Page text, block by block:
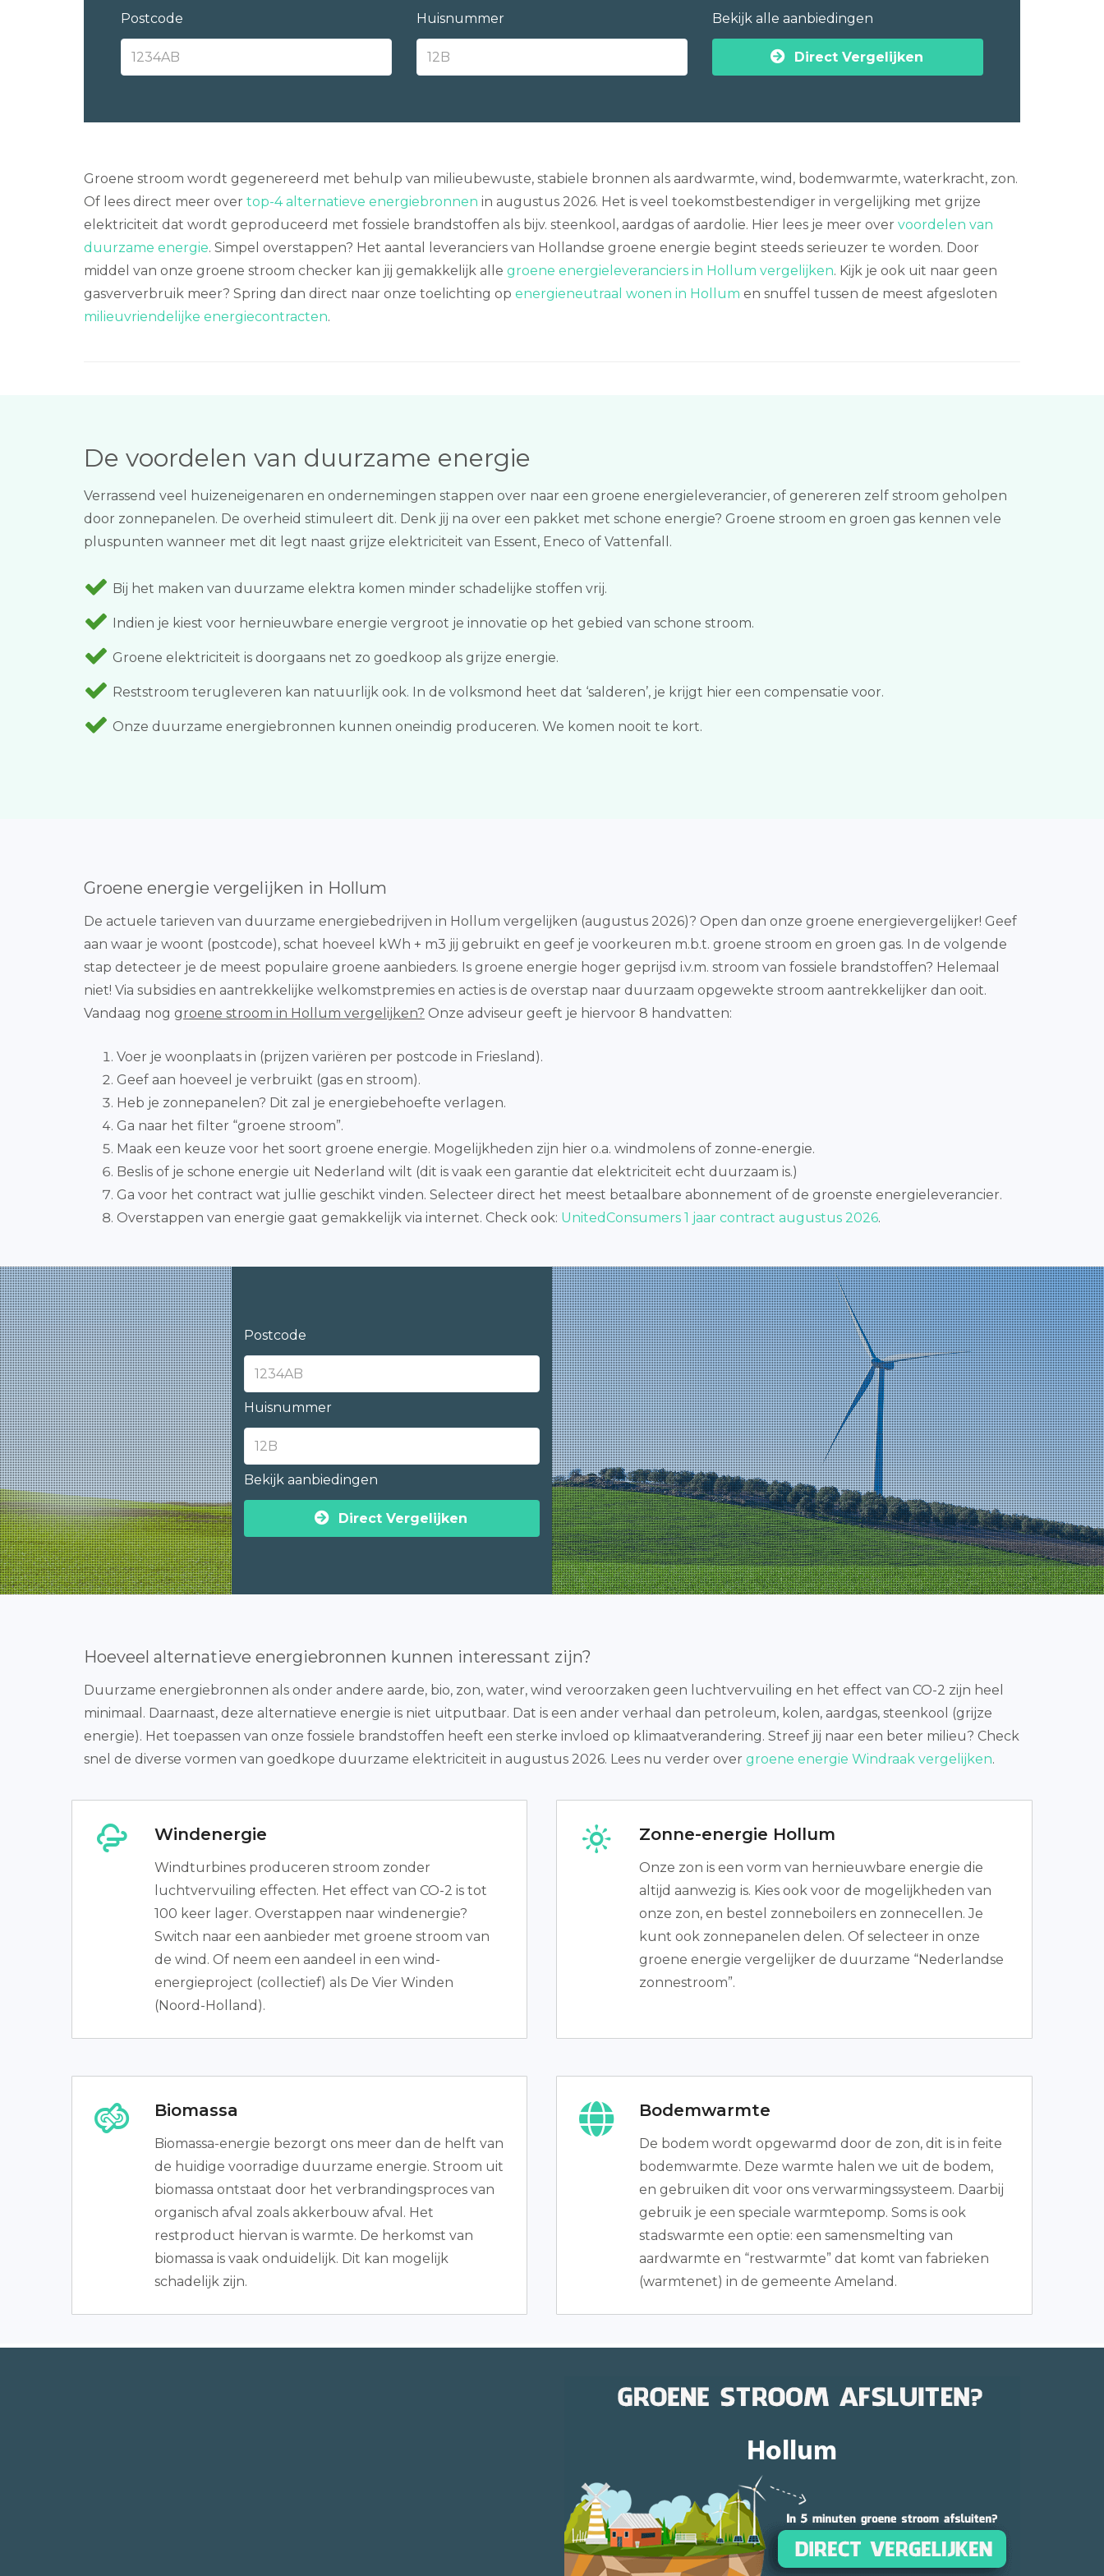
Postcode Huisnummer Bekijk alle aanbiedingen
Direct Vergelijken
Groene stroom wordt gegenereerd met behulp van milieubewuste, stabiele bronnen als aardwarmte, wind, bodemwarmte, waterkracht, zon.
Of lees direct meer over top-4 alternatieve energiebronnen in augustus 2026. Het is veel toekomstbestendiger in vergelijking met grijze
elektriciteit dat wordt geproduceerd met fossiele brandstoffen als bijv. steenkool, aardgas of aardolie. Hier lees je meer over voordelen van
duurzame energie. Simpel overstappen? Het aantal leveranciers van Hollandse groene energie begint steeds serieuzer te worden. Door
middel van onze groene stroom checker kan jij gemakkelijk alle groene energieleveranciers in Hollum vergelijken. Kijk je ook uit naar geen
gasververbruik meer? Spring dan direct naar onze toelichting op energieneutraal wonen in Hollum en snuffel tussen de meest afgesloten
milieuvriendelijke energiecontracten.
De voordelen van duurzame energie
Verrassend veel huizeneigenaren en ondernemingen stappen over naar een groene energieleverancier, of genereren zelf stroom geholpen
door zonnepanelen. De overheid stimuleert dit. Denk jij na over een pakket met schone energie? Groene stroom en groen gas kennen vele
pluspunten wanneer met dit legt naast grijze elektriciteit van Essent, Eneco of Vattenfall.
Bij het maken van duurzame elektra komen minder schadelijke stoffen vrij.
Indien je kiest voor hernieuwbare energie vergroot je innovatie op het gebied van schone stroom.
Groene elektriciteit is doorgaans net zo goedkoop als grijze energie.
Reststroom terugleveren kan natuurlijk ook. In de volksmond heet dat ‘salderen’, je krijgt hier een compensatie voor.
Onze duurzame energiebronnen kunnen oneindig produceren. We komen nooit te kort.
Groene energie vergelijken in Hollum
De actuele tarieven van duurzame energiebedrijven in Hollum vergelijken (augustus 2026)? Open dan onze groene energievergelijker! Geef
aan waar je woont (postcode), schat hoeveel kWh + m3 jij gebruikt en geef je voorkeuren m.b.t. groene stroom en groen gas. In de volgende
stap detecteer je de meest populaire groene aanbieders. Is groene energie hoger geprijsd i.v.m. stroom van fossiele brandstoffen? Helemaal
niet! Via subsidies en aantrekkelijke welkomstpremies en acties is de overstap naar duurzaam opgewekte stroom aantrekkelijker dan ooit.
Vandaag nog groene stroom in Hollum vergelijken? Onze adviseur geeft je hiervoor 8 handvatten:
Voer je woonplaats in (prijzen variëren per postcode in Friesland).
Geef aan hoeveel je verbruikt (gas en stroom).
Heb je zonnepanelen? Dit zal je energiebehoefte verlagen.
Ga naar het filter “groene stroom”.
Maak een keuze voor het soort groene energie. Mogelijkheden zijn hier o.a. windmolens of zonne-energie.
Beslis of je schone energie uit Nederland wilt (dit is vaak een garantie dat elektriciteit echt duurzaam is.)
Ga voor het contract wat jullie geschikt vinden. Selecteer direct het meest betaalbare abonnement of de groenste energieleverancier.
Overstappen van energie gaat gemakkelijk via internet. Check ook: UnitedConsumers 1 jaar contract augustus 2026.
Postcode
Huisnummer
Bekijk aanbiedingen
Direct Vergelijken
Hoeveel alternatieve energiebronnen kunnen interessant zijn?
Duurzame energiebronnen als onder andere aarde, bio, zon, water, wind veroorzaken geen luchtvervuiling en het effect van CO-2 zijn heel
minimaal. Daarnaast, deze alternatieve energie is niet uitputbaar. Dat is een ander verhaal dan petroleum, kolen, aardgas, steenkool (grijze
energie). Het toepassen van onze fossiele brandstoffen heeft een sterke invloed op klimaatverandering. Streef jij naar een beter milieu? Check
snel de diverse vormen van goedkope duurzame elektriciteit in augustus 2026. Lees nu verder over groene energie Windraak vergelijken.
Windenergie
Windturbines produceren stroom zonder
luchtvervuiling effecten. Het effect van CO-2 is tot
100 keer lager. Overstappen naar windenergie?
Switch naar een aanbieder met groene stroom van
de wind. Of neem een aandeel in een wind-
energieproject (collectief) als De Vier Winden
(Noord-Holland).
Zonne-energie Hollum
Onze zon is een vorm van hernieuwbare energie die
altijd aanwezig is. Kies ook voor de mogelijkheden van
onze zon, en bestel zonneboilers en zonnecellen. Je
kunt ook zonnepanelen delen. Of selecteer in onze
groene energie vergelijker de duurzame “Nederlandse
zonnestroom”.
Biomassa
Biomassa-energie bezorgt ons meer dan de helft van
de huidige voorradige duurzame energie. Stroom uit
biomassa ontstaat door het verbrandingsproces van
organisch afval zoals akkerbouw afval. Het
restproduct hiervan is warmte. De herkomst van
biomassa is vaak onduidelijk. Dit kan mogelijk
schadelijk zijn.
Bodemwarmte
De bodem wordt opgewarmd door de zon, dit is in feite
bodemwarmte. Deze warmte halen we uit de bodem,
en gebruiken dit voor ons verwarmingssysteem. Daarbij
gebruik je een speciale warmtepomp. Soms is ook
stadswarmte een optie: een samensmelting van
aardwarmte en “restwarmte” dat komt van fabrieken
(warmtenet) in de gemeente Ameland.